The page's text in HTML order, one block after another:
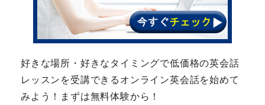
好きな場所・好きなタイミングで低価格の英会話
レッスンを受講できるオンライン英会話を始めて
みよう！まずは無料体験から！